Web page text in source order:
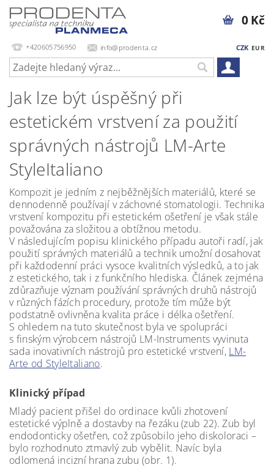
+420605756950 info@prodenta.cz CZK EUR
0 Kč
Jak lze být úspěšný při
estetickém vrstvení za použití
správných nástrojů LM-Arte
StyleItaliano
Kompozit je jedním z nejběžnějších materiálů, které se
dennodenně používají v záchovné stomatologii. Technika
vrstvení kompozitu při estetickém ošetření je však stále
považována za složitou a obtížnou metodu.
V následujícím popisu klinického případu autoři radí, jak
použití správných materiálů a technik umožní dosahovat
při každodenní práci vysoce kvalitních výsledků, a to jak
z estetického, tak i z funkčního hlediska. Článek zejména
zdůrazňuje význam používání správných druhů nástrojů
v různých fázích procedury, protože tím může být
podstatně ovlivněna kvalita práce i délka ošetření.
S ohledem na tuto skutečnost byla ve spolupráci
s finským výrobcem nástrojů LM-Instruments vyvinuta
sada inovativních nástrojů pro estetické vrstvení, LM-
Arte od StyleItaliano.
Klinický případ
Mladý pacient přišel do ordinace kvůli zhotovení
estetické výplně a dostavby na řezáku (zub 22). Zub byl
endodonticky ošetřen, což způsobilo jeho diskoloraci –
bylo rozhodnuto ztmavlý zub vybělit. Navíc byla
odlomená incizní hrana zubu (obr. 1).